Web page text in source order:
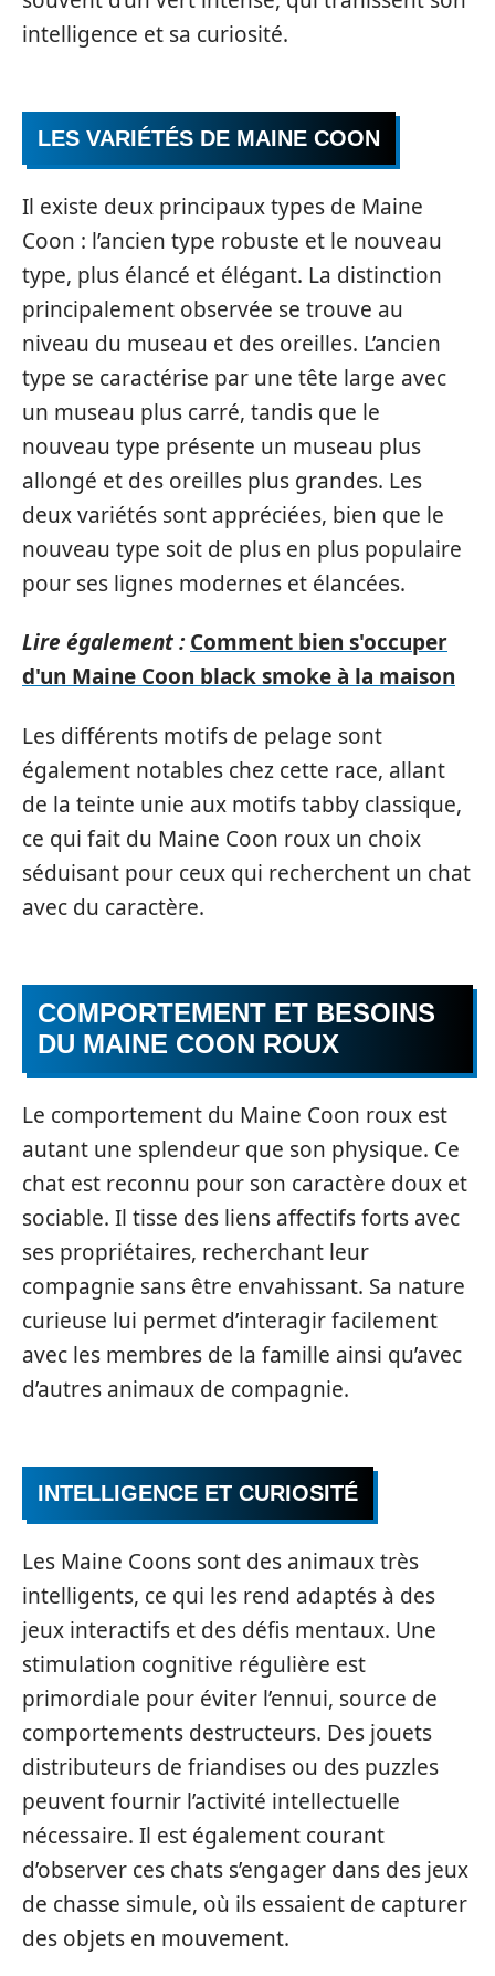
intelligence et sa curiosité.
LES VARIÉTÉS DE MAINE COON
Il existe deux principaux types de Maine
Coon : l’ancien type robuste et le nouveau
type, plus élancé et élégant. La distinction
principalement observée se trouve au
niveau du museau et des oreilles. L’ancien
type se caractérise par une tête large avec
un museau plus carré, tandis que le
nouveau type présente un museau plus
allongé et des oreilles plus grandes. Les
deux variétés sont appréciées, bien que le
nouveau type soit de plus en plus populaire
pour ses lignes modernes et élancées.
Lire également : Comment bien s'occuper
d'un Maine Coon black smoke à la maison
Les différents motifs de pelage sont
également notables chez cette race, allant
de la teinte unie aux motifs tabby classique,
ce qui fait du Maine Coon roux un choix
séduisant pour ceux qui recherchent un chat
avec du caractère.
COMPORTEMENT ET BESOINS
DU MAINE COON ROUX
Le comportement du Maine Coon roux est
autant une splendeur que son physique. Ce
chat est reconnu pour son caractère doux et
sociable. Il tisse des liens affectifs forts avec
ses propriétaires, recherchant leur
compagnie sans être envahissant. Sa nature
curieuse lui permet d’interagir facilement
avec les membres de la famille ainsi qu’avec
d’autres animaux de compagnie.
INTELLIGENCE ET CURIOSITÉ
Les Maine Coons sont des animaux très
intelligents, ce qui les rend adaptés à des
jeux interactifs et des défis mentaux. Une
stimulation cognitive régulière est
primordiale pour éviter l’ennui, source de
comportements destructeurs. Des jouets
distributeurs de friandises ou des puzzles
peuvent fournir l’activité intellectuelle
nécessaire. Il est également courant
d’observer ces chats s’engager dans des jeux
de chasse simule, où ils essaient de capturer
des objets en mouvement.